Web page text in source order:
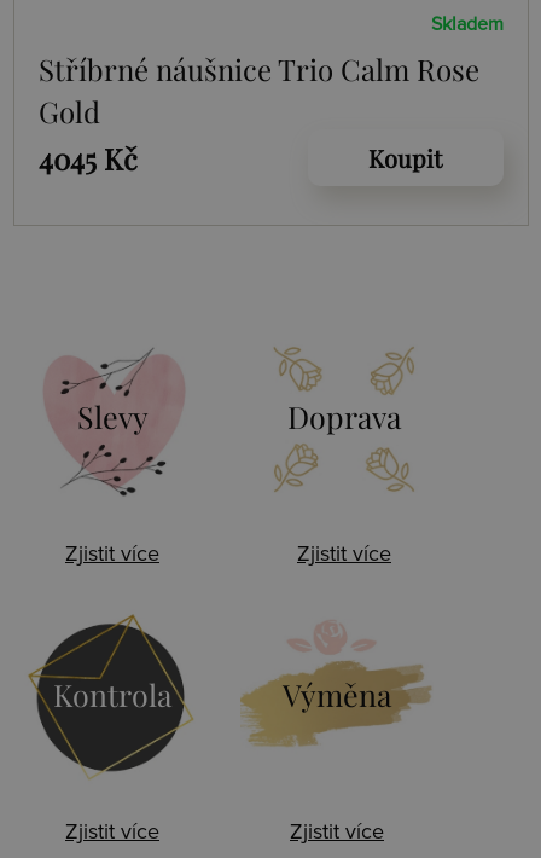
Skladem
Stříbrné náušnice Trio Calm Rose
Gold
4045 Kč
Koupit
Slevy
Zjistit více
Doprava
Zjistit více
Kontrola
Zjistit více
Výměna
Zjistit více